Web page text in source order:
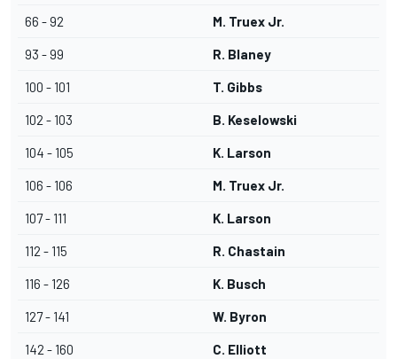
66 - 92 M. Truex Jr.
93 - 99 R. Blaney
100 - 101 T. Gibbs
102 - 103 B. Keselowski
104 - 105 K. Larson
106 - 106 M. Truex Jr.
107 - 111 K. Larson
112 - 115 R. Chastain
116 - 126 K. Busch
127 - 141 W. Byron
142 - 160 C. Elliott